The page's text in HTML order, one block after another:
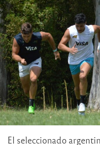
El seleccionado